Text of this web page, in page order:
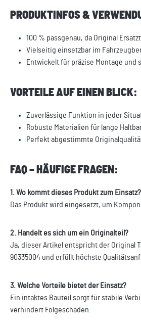
PRODUKTINFOS &
100 % passgenau, da Original
Vielseitig einsetzbar im
Entwickelt für präzise Montage und
VORTEILE AUF EINEN BLICK:
Zuverlässige Funktion in jeder
Robuste Materialien für lange
Perfekt abgestimmte
FAQ – HÄUFIGE FRAGEN:
1. Wo kommt dieses Produkt zum Einsatz?
Das Produkt wird eingesetzt, um
2. Handelt es sich um ein Originalteil?
Ja, dieser Artikel entspricht der Original
90335004 und erfüllt höchste
3. Welche Vorteile bietet der Einsatz?
Ein intaktes Bauteil sorgt für stabile
verhindert Folgeschäden.